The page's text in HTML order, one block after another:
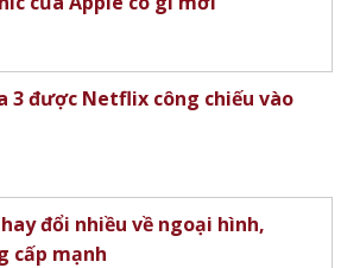
3 được Netflix công chiếu vào
đổi nhiều về ngoại hình,
cấp mạnh